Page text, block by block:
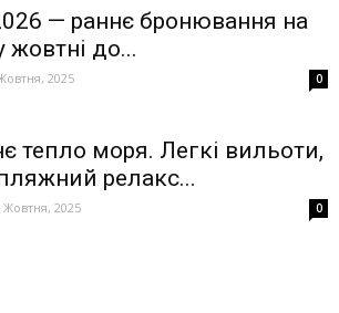
— раннє бронювання на
жовтні до...
2025 0
тепло моря. Легкі вильоти,
релакс...
Жовтня, 2025 0